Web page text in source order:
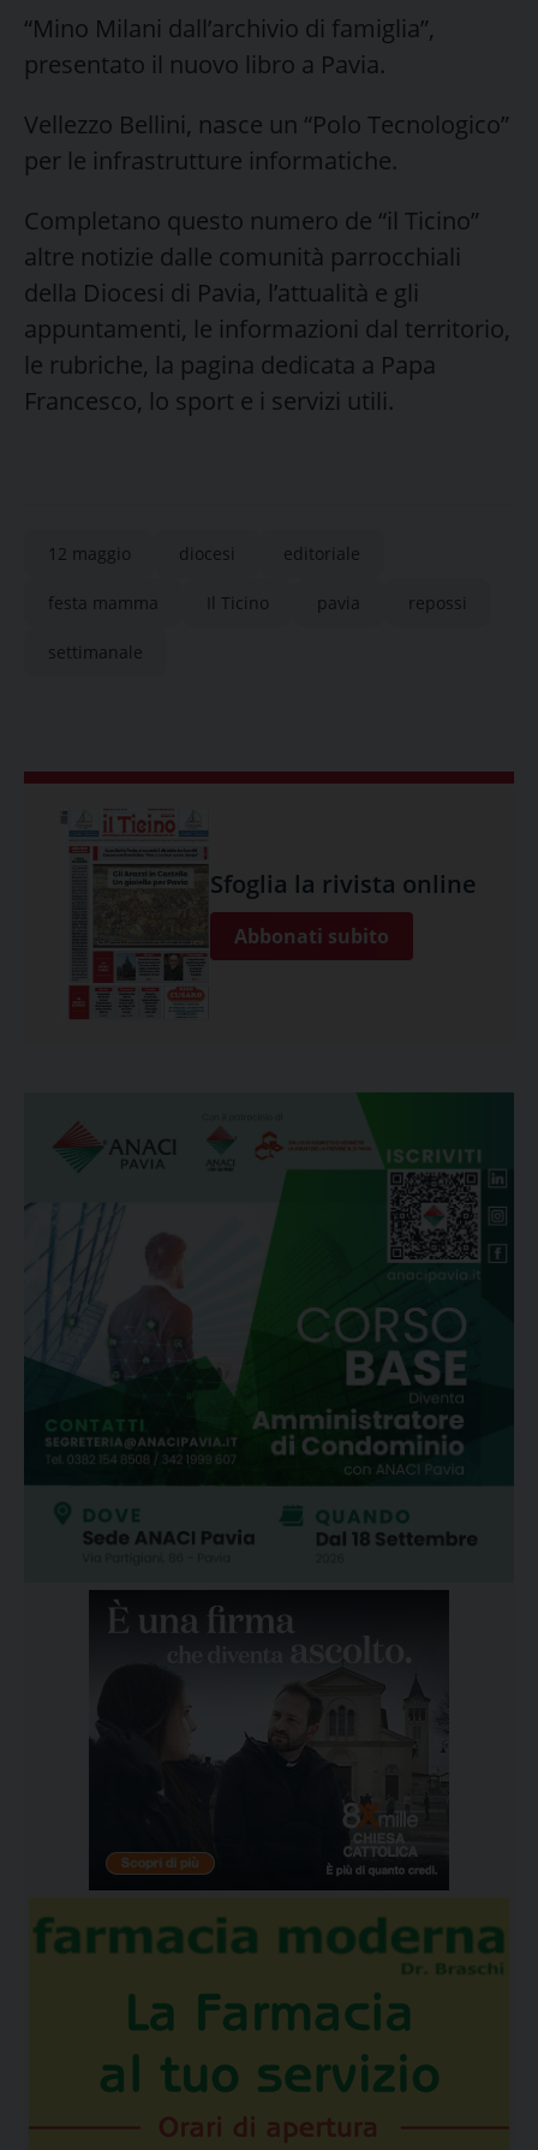
“Mino Milani dall’archivio di famiglia”,
presentato il nuovo libro a Pavia.
Vellezzo Bellini, nasce un “Polo Tecnologico”
per le infrastrutture informatiche.
Completano questo numero de “il Ticino”
altre notizie dalle comunità parrocchiali
della Diocesi di Pavia, l’attualità e gli
appuntamenti, le informazioni dal territorio,
le rubriche, la pagina dedicata a Papa
Francesco, lo sport e i servizi utili.
12 maggio diocesi editoriale
festa mamma Il Ticino pavia repossi
settimanale
Sfoglia la rivista online
Abbonati subito